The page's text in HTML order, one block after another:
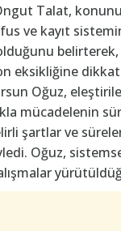
Talat,
ve kayıt
eksikliğine
Oğuz,
mücadelenin
şartlar ve
Oğuz,